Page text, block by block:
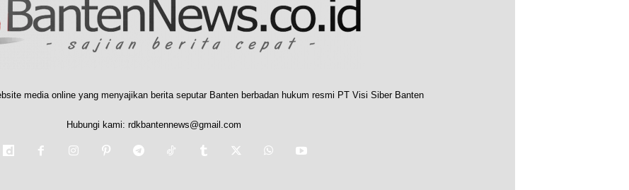
media online yang menyajikan berita seputar Banten berbadan hukum resmi PT Visi Siber Banten
Hubungi kami: rdkbantennews@gmail.com